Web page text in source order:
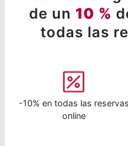
de un 10 %
todas las
-10% en todas las reservas
online